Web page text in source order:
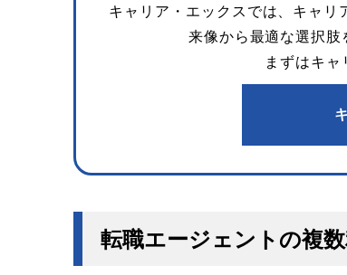
キャリア・エックスでは、キャ
来像から最適な選択肢
まずはキャ
転職エージェントの複数